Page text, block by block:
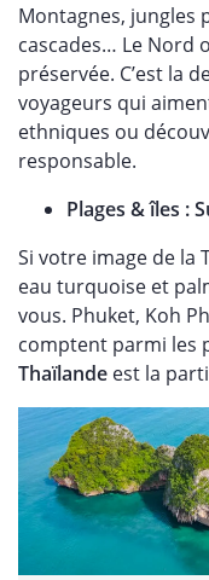
Montagnes, jungles
cascades… Le Nord
préservée. C’est la
voyageurs qui
ethniques ou
responsable.
Plages & îles :
Si votre image de la
eau turquoise et
vous. Phuket, Koh
comptent parmi les
Thaïlande est la